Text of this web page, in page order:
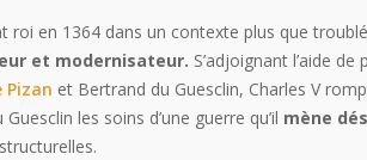
roi en 1364 dans un contexte plus que
et modernisateur. S’adjoignant l’aide
Pizan et Bertrand du Guesclin, Charles V
les soins d’une guerre qu’il mène